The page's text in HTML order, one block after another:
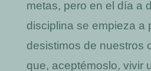
metas, pero en el día a
disciplina se empieza a
desistimos de nuestros
que, aceptémoslo, vivir